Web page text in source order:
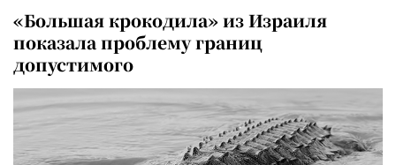
«Большая крокодила» из Израиля
показала проблему границ
допустимого